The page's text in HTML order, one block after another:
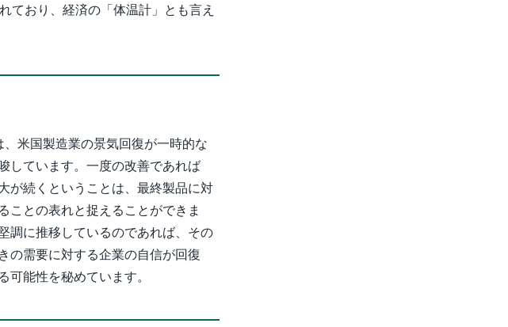
ており、経済の「体温計」とも言え
米国製造業の景気回復が一時的な
しています。一度の改善であれば
が続くということは、最終製品に対
ことの表れと捉えることができま
調に推移しているのであれば、その
の需要に対する企業の自信が回復
能性を秘めています。